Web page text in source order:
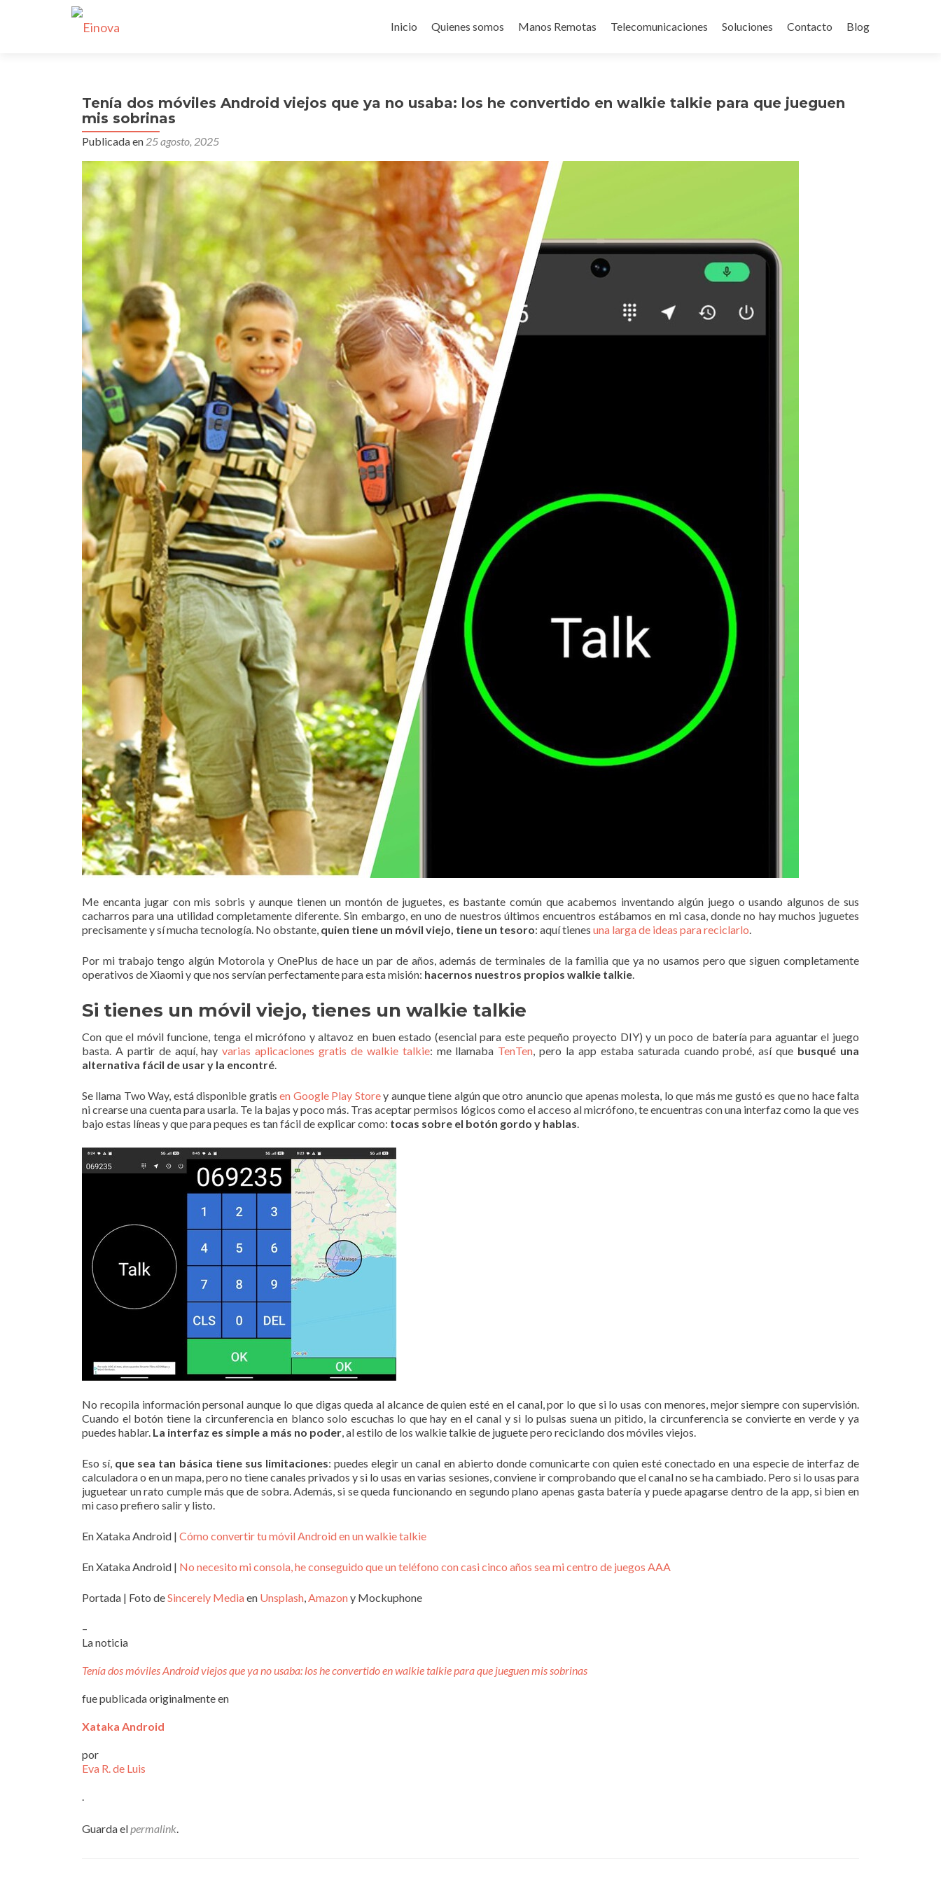
al
Inicio Quienes somos Manos Remotas Telecomunicaciones Soluciones Contacto Blog
Tenía dos móviles Android viejos que ya no usaba: los he convertido en walkie talkie para que jueguen
mis sobrinas
Publicada en 25 agosto, 2025
Me encanta jugar con mis sobris y aunque tienen un montón de juguetes, es bastante común que acabemos inventando algún juego o usando algunos de sus
cacharros para una utilidad completamente diferente. Sin embargo, en uno de nuestros últimos encuentros estábamos en mi casa, donde no hay muchos juguetes
precisamente y sí mucha tecnología. No obstante, quien tiene un móvil viejo, tiene un tesoro: aquí tienes una larga de ideas para reciclarlo.
Por mi trabajo tengo algún Motorola y OnePlus de hace un par de años, además de terminales de la familia que ya no usamos pero que siguen completamente
operativos de Xiaomi y que nos servían perfectamente para esta misión: hacernos nuestros propios walkie talkie.
Si tienes un móvil viejo, tienes un walkie talkie
Con que el móvil funcione, tenga el micrófono y altavoz en buen estado (esencial para este pequeño proyecto DIY) y un poco de batería para aguantar el juego
basta. A partir de aquí, hayvarias aplicaciones gratis de walkie talkie: me llamaba TenTen, pero la app estaba saturada cuando probé, así que busqué una
alternativa fácil de usar y la encontré.
Se llama Two Way, está disponible gratisen Google Play Storey aunque tiene algún que otro anuncio que apenas molesta, lo que más me gustó es que no hace falta
ni crearse una cuenta para usarla. Te la bajas y poco más. Tras aceptar permisos lógicos como el acceso al micrófono, te encuentras con una interfaz como la que ves
bajo estas líneas y que para peques es tan fácil de explicar como: tocas sobre el botón gordo y hablas.
No recopila información personal aunque lo que digas queda al alcance de quien esté en el canal, por lo que si lo usas con menores, mejor siempre con supervisión.
Cuando el botón tiene la circunferencia en blanco solo escuchas lo que hay en el canal y si lo pulsas suena un pitido, la circunferencia se convierte en verde y ya
puedes hablar. La interfaz es simple a más no poder, al estilo de los walkie talkie de juguete pero reciclando dos móviles viejos.
Eso sí, que sea tan básica tiene sus limitaciones: puedes elegir un canal en abierto donde comunicarte con quien esté conectado en una especie de interfaz de
calculadora o en un mapa, pero no tiene canales privados y si lo usas en varias sesiones, conviene ir comprobando que el canal no se ha cambiado. Pero si lo usas para
juguetear un rato cumple más que de sobra. Además, si se queda funcionando en segundo plano apenas gasta batería y puede apagarse dentro de la app, si bien en
mi caso prefiero salir y listo.
En Xataka Android | Cómo convertir tu móvil Android en un walkie talkie
En Xataka Android | No necesito mi consola, he conseguido que un teléfono con casi cinco años sea mi centro de juegos AAA
Portada | Foto deSincerely Mediaen Unsplash,Amazony Mockuphone
–
La noticia
Tenía dos móviles Android viejos que ya no usaba: los he convertido en walkie talkie para que jueguen mis sobrinas
fue publicada originalmente en
Xataka Android
por
Eva R. de Luis
.
Guarda elpermalink.